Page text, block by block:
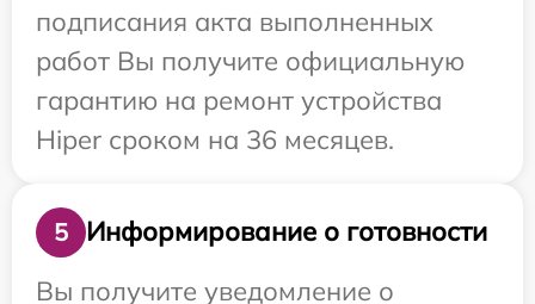
подписания акта выполненных
работ Вы получите официальную
гарантию на ремонт устройства
Hiper сроком на 36 месяцев.
5
Информирование о готовности
Вы получите уведомление о